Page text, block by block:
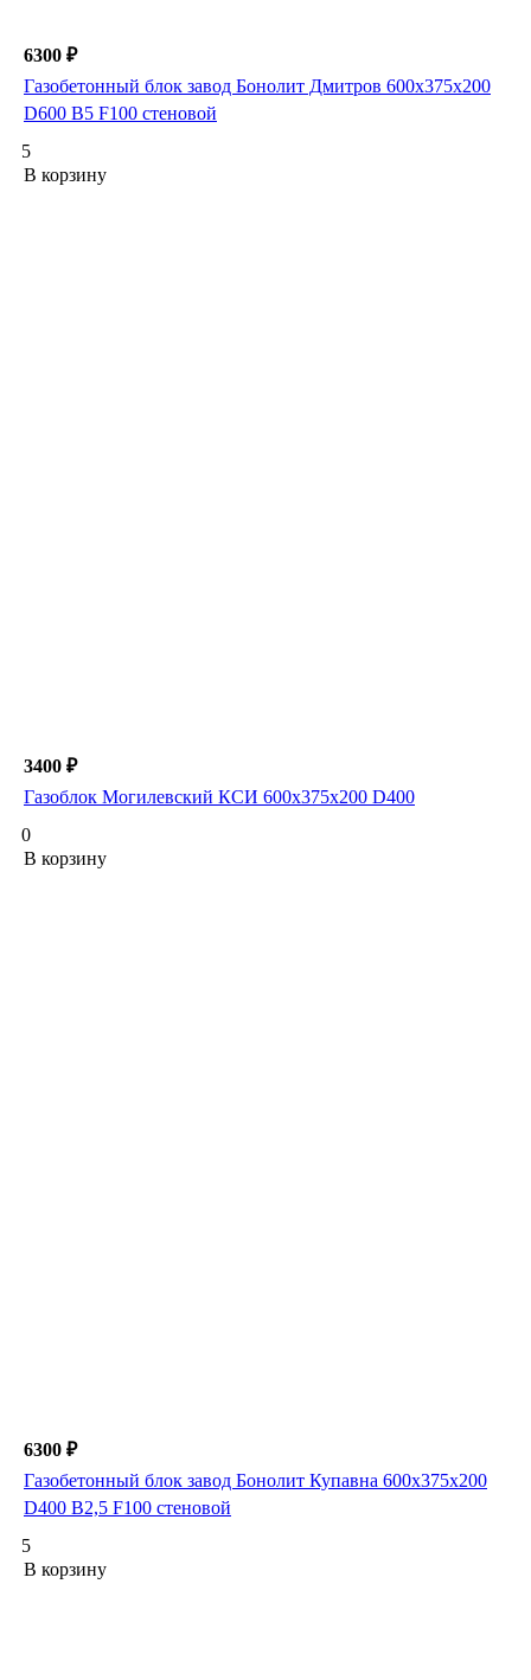
6300 ₽
Газобетонный блок завод Бонолит Дмитров 600х375х200
D600 B5 F100 стеновой
5
В корзину
3400 ₽
Газоблок Могилевский КСИ 600х375х200 D400
0
В корзину
6300 ₽
Газобетонный блок завод Бонолит Купавна 600х375х200
D400 B2,5 F100 стеновой
5
В корзину